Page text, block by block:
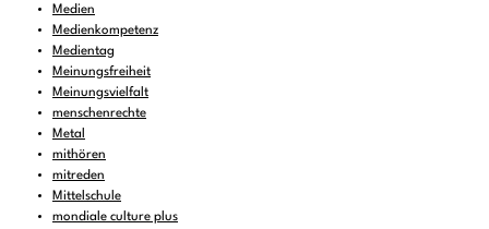
Medien
Medienkompetenz
Medientag
Meinungsfreiheit
Meinungsvielfalt
menschenrechte
Metal
mithören
mitreden
Mittelschule
mondiale culture plus